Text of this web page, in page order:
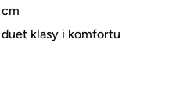
cm
duet klasy i komfortu